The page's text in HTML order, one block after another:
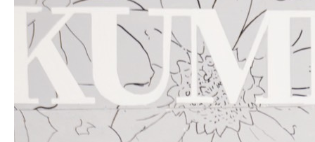
企画一覧１
企画一覧２
デジタル雑誌